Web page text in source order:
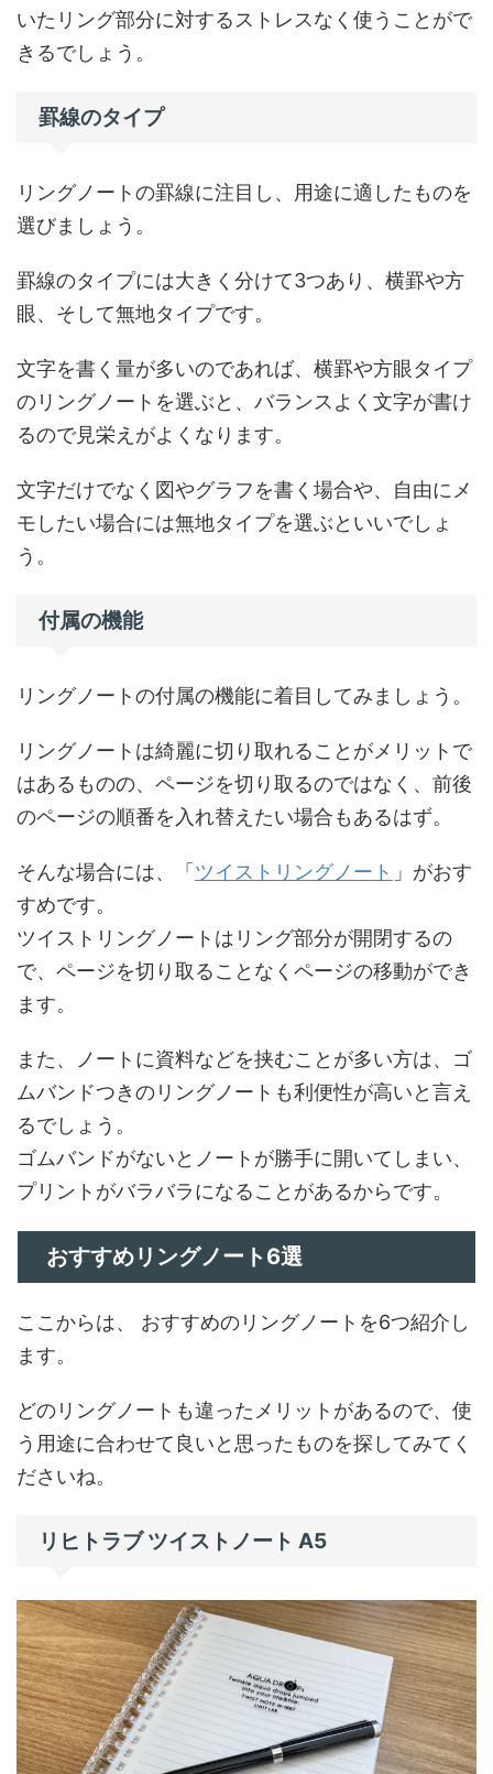
いたリング部分に対するストレスなく使うことがで
きるでしょう。
罫線のタイプ
リングノートの罫線に注目し、用途に適したものを
選びましょう。
罫線のタイプには大きく分けて3つあり、横罫や方
眼、そして無地タイプです。
文字を書く量が多いのであれば、横罫や方眼タイプ
のリングノートを選ぶと、バランスよく文字が書け
るので見栄えがよくなります。
文字だけでなく図やグラフを書く場合や、自由にメ
モしたい場合には無地タイプを選ぶといいでしょ
う。
付属の機能
リングノートの付属の機能に着目してみましょう。
リングノートは綺麗に切り取れることがメリットで
はあるものの、ページを切り取るのではなく、前後
のページの順番を入れ替えたい場合もあるはず。
そんな場合には、「ツイストリングノート 」がおす
すめです。
ツイストリングノートはリング部分が開閉するの
で、ページを切り取ることなくページの移動ができ
ます。
また、ノートに資料などを挟むことが多い方は、ゴ
ムバンドつきのリングノートも利便性が高いと言え
るでしょう。
ゴムバンドがないとノートが勝手に開いてしまい、
プリントがバラバラになることがあるからです。
おすすめリングノート6選
ここからは、 おすすめのリングノートを6つ紹介し
ます。
どのリングノートも違ったメリットがあるので、使
う用途に合わせて良いと思ったものを探してみてく
ださいね。
リヒトラブ ツイストノート A5